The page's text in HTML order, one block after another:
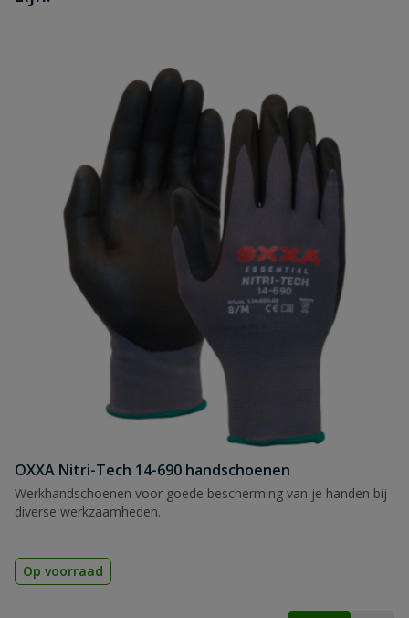
OXXA Nitri-Tech 14-690 handschoenen
Werkhandschoenen voor goede bescherming van je handen bij
diverse werkzaamheden.
Op voorraad